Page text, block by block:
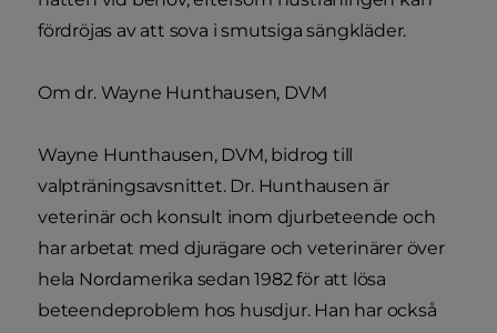
fördröjas av att sova i smutsiga sängkläder.
Om dr. Wayne Hunthausen, DVM
Wayne Hunthausen, DVM, bidrog till
valpträningsavsnittet. Dr. Hunthausen är
veterinär och konsult inom djurbeteende och
har arbetat med djurägare och veterinärer över
hela Nordamerika sedan 1982 för att lösa
beteendeproblem hos husdjur. Han har också